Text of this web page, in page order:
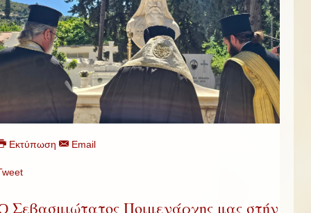
Εκτύπωση Email
Σεβασμιώτατος Ποιμενάρχης μας στήν